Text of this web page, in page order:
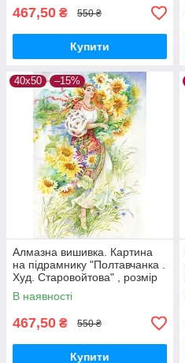
467,50 ₴ 550 ₴
Купити
40х50 –15%
Алмазна вишивка. Картина
на підрамнику "Полтавчанка .
Худ. Старовойтова" , розмір
40х50см
В наявності
467,50 ₴ 550 ₴
Купити